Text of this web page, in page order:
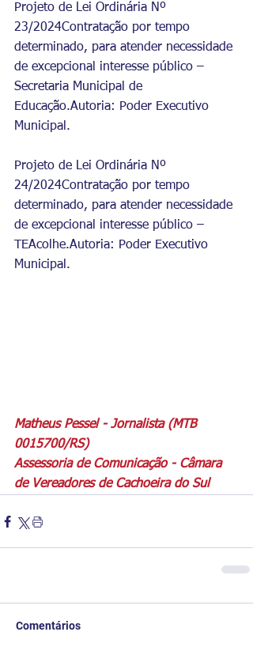
Projeto de Lei Ordinária Nº
23/2024Contratação por tempo
determinado, para atender necessidade
de excepcional interesse público –
Secretaria Municipal de
Educação.Autoria: Poder Executivo
Municipal.
Projeto de Lei Ordinária Nº
24/2024Contratação por tempo
determinado, para atender necessidade
de excepcional interesse público –
TEAcolhe.Autoria: Poder Executivo
Municipal.
Matheus Pessel - Jornalista (MTB
0015700/RS)
Assessoria de Comunicação - Câmara
de Vereadores de Cachoeira do Sul
Comentários